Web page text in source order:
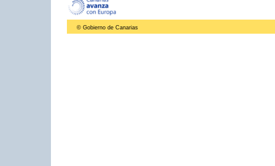
© Gobierno de Canarias